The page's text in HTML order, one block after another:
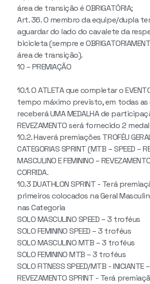
área de transição é OBRIGATÓRIA;
Art. 36. O membro da equipe/dupla
aguardar do lado do cavalete da
bicicleta (sempre e
área de transição).
10 – PREMIAÇÃO
10.1. O ATLETA que completar o
tempo máximo previsto, em todas
receberá UMA MEDALHA de
REVEZAMENTO será fornecido 2
10.2. Haverá premiações TROFÉU
CATEGORIAS SPRINT (MTB – SPEED –
MASCULINO E FEMININO –
CORRIDA.
10.3 DUATHLON SPRINT - Terá
primeiros colocados na Geral
nas Categoria
SOLO MASCULINO SPEED – 3 troféus
SOLO FEMININO SPEED – 3 troféus
SOLO MASCULINO MTB – 3 troféus
SOLO FEMININO MTB – 3 troféus
SOLO FITNESS SPEED/MTB - INICIANTE –
REVEZAMENTO SPRINT - Terá